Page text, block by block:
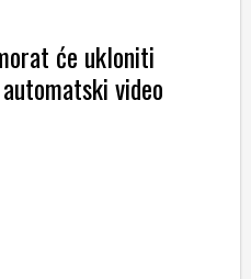
će ukloniti
video